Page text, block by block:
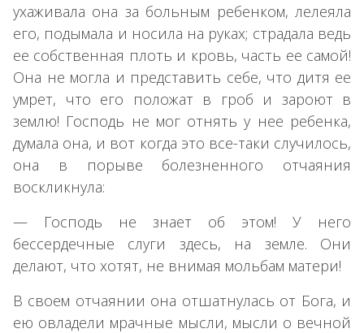
ухаживала она за больным ребенком, лелеяла
его, подымала и носила на руках; страдала ведь
ее собственная плоть и кровь, часть ее самой!
Она не могла и представить себе, что дитя ее
умрет, что его положат в гроб и зароют в
землю! Господь не мог отнять у нее ребенка,
думала она, и вот когда это все-таки случилось,
она в порыве болезненного отчаяния
воскликнула:
— Господь не знает об этом! У него
бессердечные слуги здесь, на земле. Они
делают, что хотят, не внимая мольбам матери!
В своем отчаянии она отшатнулась от Бога, и
ею овладели мрачные мысли, мысли о вечной